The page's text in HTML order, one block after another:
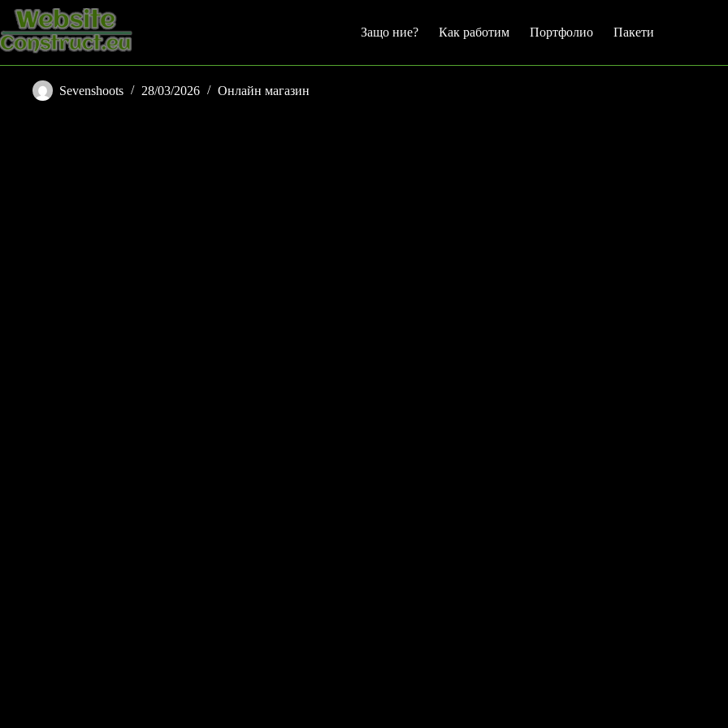
Skip
content
Защо ние? Как работим Портфолио Пакети
Sevenshoots 28/03/2026 Онлайн магазин